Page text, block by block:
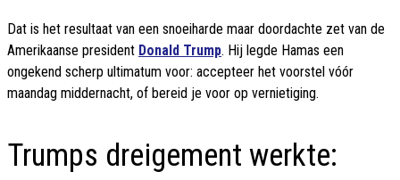
Dat is het resultaat van een snoeiharde maar doordachte zet van de
Amerikaanse president Donald Trump. Hij legde Hamas een
ongekend scherp ultimatum voor: accepteer het voorstel vóór
maandag middernacht, of bereid je voor op vernietiging.
Trumps dreigement werkte: